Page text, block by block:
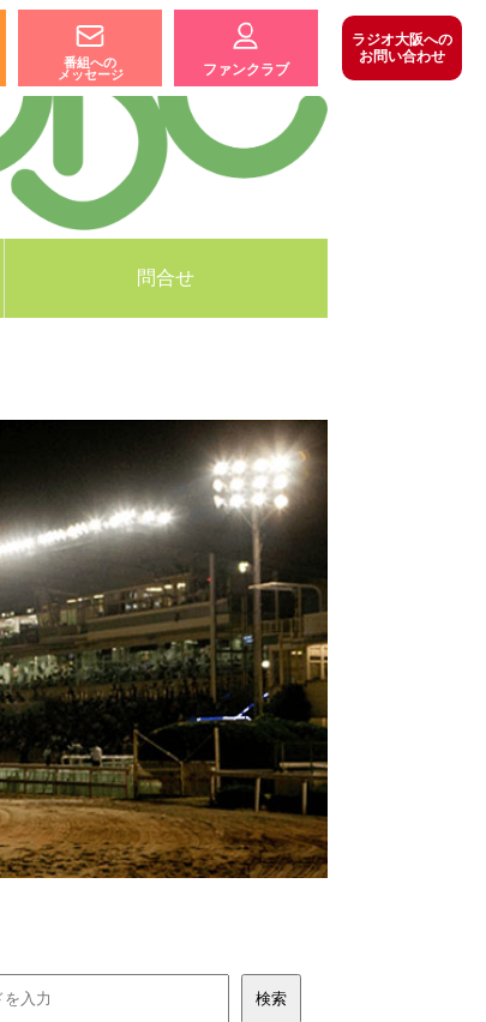
番組への
メッセージ
ファンクラブ
ラジオ大阪への
お問い合わせ
問合せ